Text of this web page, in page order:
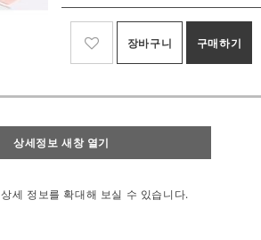
장바구니 구매하기
상세정보 새창 열기
상세 정보를 확대해 보실 수 있습니다.